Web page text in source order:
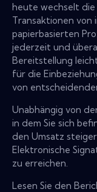
heute wechselt
Transaktionen von
papierbasierten
jederzeit und
Bereitstellung
für die
von
Unabhängig von
in dem Sie sich
den Umsatz
Elektronische
zu erreichen.
Lesen Sie den